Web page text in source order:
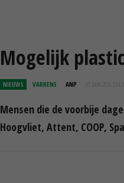
Mogelijk
NIEUWS VARKENS ANP 01 MAA 2016 OM
Mensen die de voorbije
Hoogvliet, Attent, COOP,